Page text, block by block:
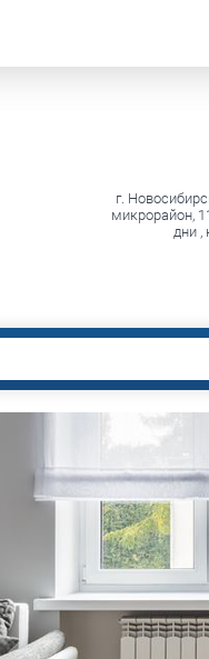
г.
микрорайон,
дни ,